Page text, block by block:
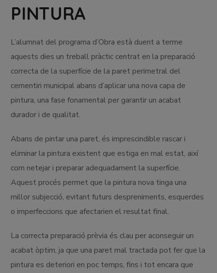
PINTURA
L’alumnat del programa d’Obra està duent a terme
aquests dies un treball pràctic centrat en la preparació
correcta de la superfície de la paret perimetral del
cementiri municipal abans d’aplicar una nova capa de
pintura, una fase fonamental per garantir un acabat
durador i de qualitat.
Abans de pintar una paret, és imprescindible rascar i
eliminar la pintura existent que estiga en mal estat, així
com netejar i preparar adequadament la superfície.
Aquest procés permet que la pintura nova tinga una
millor subjecció, evitant futurs despreniments, esquerdes
o imperfeccions que afectarien el resultat final.
La correcta preparació prèvia és clau per aconseguir un
acabat òptim, ja que una paret mal tractada pot fer que la
pintura es deteriori en poc temps, fins i tot encara que